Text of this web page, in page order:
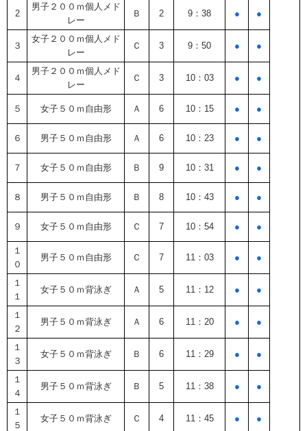
2
男子２００ｍ個人メド
レー
Ｂ 2 9：38 ● ●
３
女子２００ｍ個人メド
レー
Ｃ 3 9：50 ● ●
４
男子２００ｍ個人メド
レー
Ｃ 3 10：03 ● ●
５ 女子５０ｍ自由形 Ａ 6 10：15 ● ●
６ 男子５０ｍ自由形 Ａ 6 10：23 ● ●
７ 女子５０ｍ自由形 Ｂ 9 10：31 ● ●
８ 男子５０ｍ自由形 Ｂ 8 10：43 ● ●
９ 女子５０ｍ自由形 Ｃ 7 10：54 ● ●
１
０
男子５０ｍ自由形 Ｃ 7 11：03 ● ●
１
１
女子５０ｍ背泳ぎ Ａ 5 11：12 ● ●
１
２
男子５０ｍ背泳ぎ Ａ 6 11：20 ● ●
１
３
女子５０ｍ背泳ぎ Ｂ 6 11：29 ● ●
１
４
男子５０ｍ背泳ぎ Ｂ 5 11：38 ● ●
１
５
女子５０ｍ背泳ぎ Ｃ 4 11：45 ● ●